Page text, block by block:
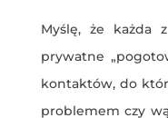
Myślę, że każda
prywatne
kontaktów, do
problemem czy